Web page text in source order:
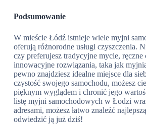
Podsumowanie
W mieście Łódź istnieje wiele myjni
oferują różnorodne usługi czyszczenia.
czy preferujesz tradycyjne mycie, ręczne
innowacyjne rozwiązania, taka jak
pewno znajdziesz idealne miejsce dla
czystość swojego samochodu, możesz
pięknym wyglądem i chronić jego
listę myjni samochodowych w Łodzi
adresami, możesz łatwo znaleźć
odwiedzić ją już dziś!